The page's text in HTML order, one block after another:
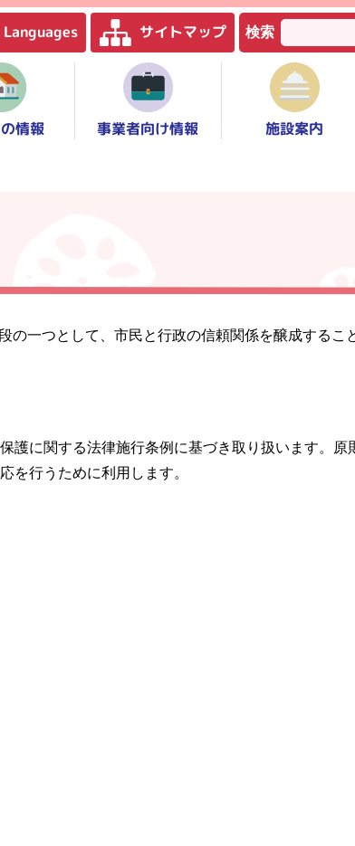
Languages サイトマップ 検索
情報 事業者向け情報 施設案内
一つとして、市民と行政の信頼関係を醸成するこ
護に関する法律施行条例に基づき取り扱います。原
を行うために利用します。